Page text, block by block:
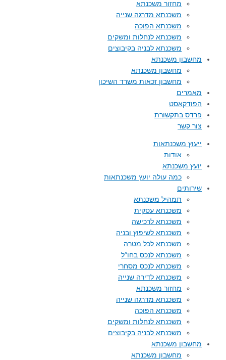
מחזור משכנתא
משכנתא מדרגה שנייה
משכנתא הפוכה
משכנתא לנחלות ומשקים
משכנתא לבניה בקיבוצים
מחשבון משכנתא
מחשבון משכנתא
מחשבון זכאות משרד השיכון
מאמרים
הפודקאסט
פרדס בתקשורת
צור קשר
ייעוץ משכנתאות
אודות
יועץ משכנתא
כמה עולה יועץ משכנתאות
שירותים
תמהיל משכנתא
משכנתא עסקית
משכנתא לרכישה
משכנתא לשיפוץ ובניה
משכנתא לכל מטרה
משכנתא לנכס בחו”ל
משכנתא לנכס מסחרי
משכנתא לדירה שנייה
מחזור משכנתא
משכנתא מדרגה שנייה
משכנתא הפוכה
משכנתא לנחלות ומשקים
משכנתא לבניה בקיבוצים
מחשבון משכנתא
מחשבון משכנתא